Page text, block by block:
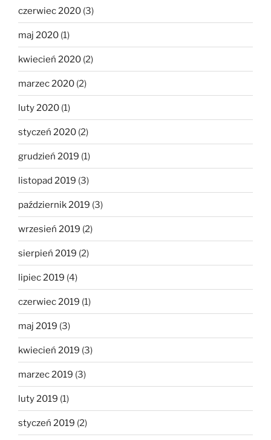
czerwiec 2020 (3)
maj 2020 (1)
kwiecień 2020 (2)
marzec 2020 (2)
luty 2020 (1)
styczeń 2020 (2)
grudzień 2019 (1)
listopad 2019 (3)
październik 2019 (3)
wrzesień 2019 (2)
sierpień 2019 (2)
lipiec 2019 (4)
czerwiec 2019 (1)
maj 2019 (3)
kwiecień 2019 (3)
marzec 2019 (3)
luty 2019 (1)
styczeń 2019 (2)